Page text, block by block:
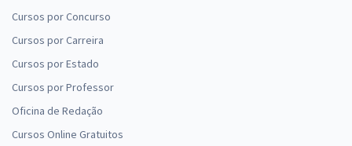
Cursos por Concurso
Cursos por Carreira
Cursos por Estado
Cursos por Professor
Oficina de Redação
Cursos Online Gratuitos